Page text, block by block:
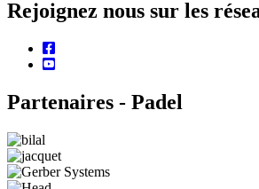
Rejoignez nous sur les
facebook
youtube
Partenaires - Padel